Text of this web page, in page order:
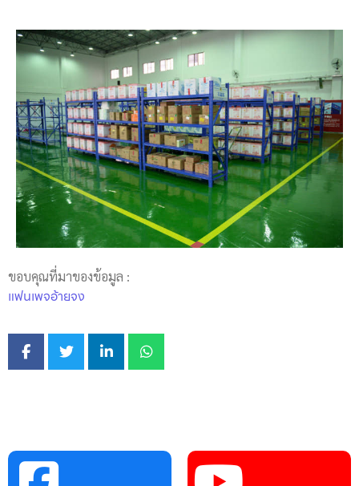
ขอบคุณที่มาของข้อมูล :
แฟนเพจอ้ายจง